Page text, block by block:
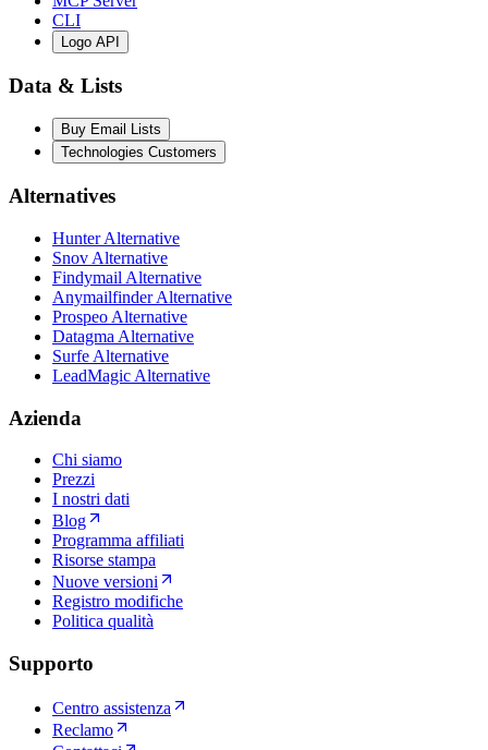
CLI
Logo API
Data & Lists
Buy Email Lists
Technologies Customers
Alternatives
Hunter Alternative
Snov Alternative
Findymail Alternative
Anymailfinder Alternative
Prospeo Alternative
Datagma Alternative
Surfe Alternative
LeadMagic Alternative
Azienda
Chi siamo
Prezzi
I nostri dati
Blog
Programma affiliati
Risorse stampa
Nuove versioni
Registro modifiche
Politica qualità
Supporto
Centro assistenza
Reclamo